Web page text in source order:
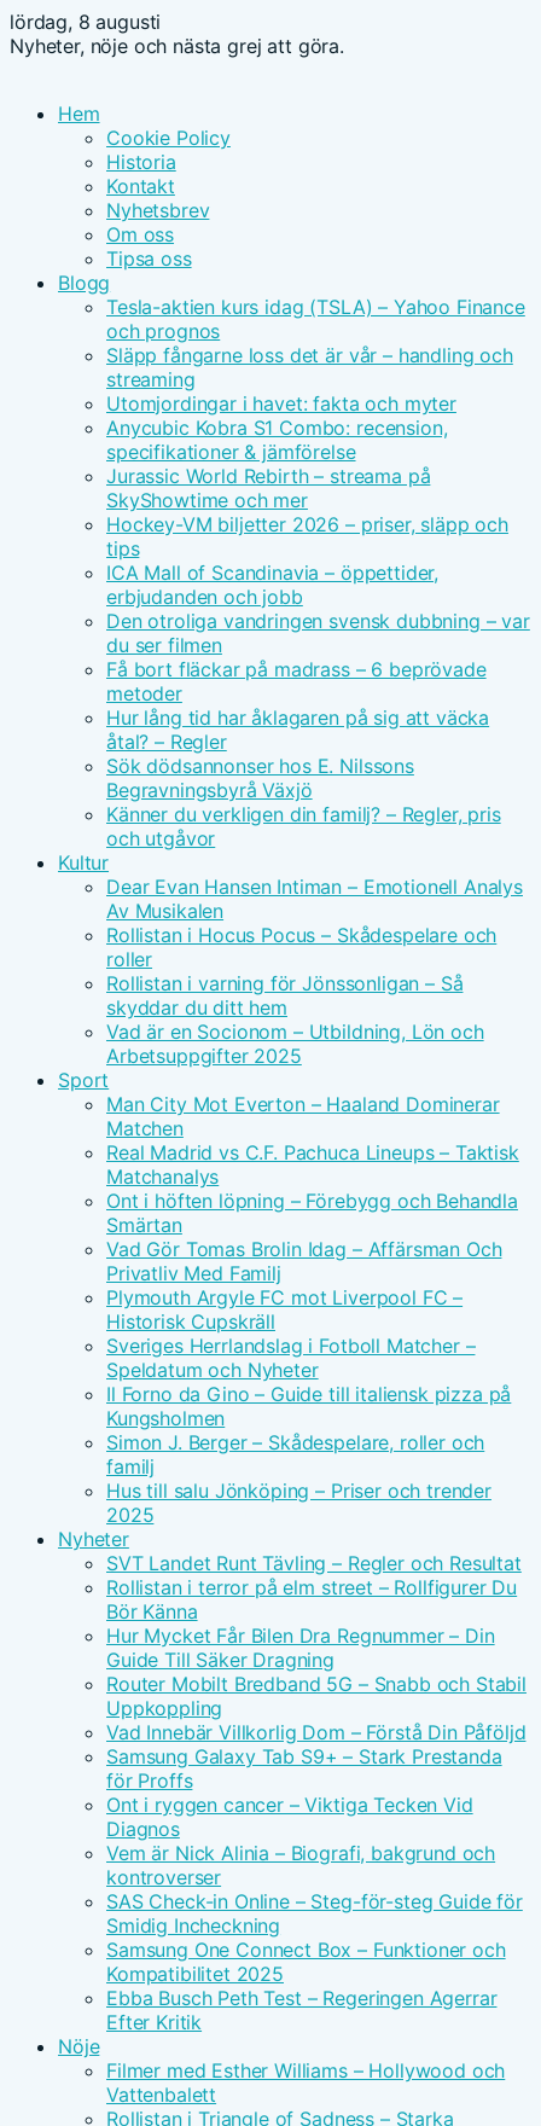
lördag, 8 augusti
Nyheter, nöje och nästa grej att göra.
Hem
Cookie Policy
Historia
Kontakt
Nyhetsbrev
Om oss
Tipsa oss
Blogg
Tesla-aktien kurs idag (TSLA) – Yahoo Finance
och prognos
Släpp fångarne loss det är vår – handling och
streaming
Utomjordingar i havet: fakta och myter
Anycubic Kobra S1 Combo: recension,
specifikationer & jämförelse
Jurassic World Rebirth – streama på
SkyShowtime och mer
Hockey-VM biljetter 2026 – priser, släpp och
tips
ICA Mall of Scandinavia – öppettider,
erbjudanden och jobb
Den otroliga vandringen svensk dubbning – var
du ser filmen
Få bort fläckar på madrass – 6 beprövade
metoder
Hur lång tid har åklagaren på sig att väcka
åtal? – Regler
Sök dödsannonser hos E. Nilssons
Begravningsbyrå Växjö
Känner du verkligen din familj? – Regler, pris
och utgåvor
Kultur
Dear Evan Hansen Intiman – Emotionell Analys
Av Musikalen
Rollistan i Hocus Pocus – Skådespelare och
roller
Rollistan i varning för Jönssonligan – Så
skyddar du ditt hem
Vad är en Socionom – Utbildning, Lön och
Arbetsuppgifter 2025
Sport
Man City Mot Everton – Haaland Dominerar
Matchen
Real Madrid vs C.F. Pachuca Lineups – Taktisk
Matchanalys
Ont i höften löpning – Förebygg och Behandla
Smärtan
Vad Gör Tomas Brolin Idag – Affärsman Och
Privatliv Med Familj
Plymouth Argyle FC mot Liverpool FC –
Historisk Cupskräll
Sveriges Herrlandslag i Fotboll Matcher –
Speldatum och Nyheter
Il Forno da Gino – Guide till italiensk pizza på
Kungsholmen
Simon J. Berger – Skådespelare, roller och
familj
Hus till salu Jönköping – Priser och trender
2025
Nyheter
SVT Landet Runt Tävling – Regler och Resultat
Rollistan i terror på elm street – Rollfigurer Du
Bör Känna
Hur Mycket Får Bilen Dra Regnummer – Din
Guide Till Säker Dragning
Router Mobilt Bredband 5G – Snabb och Stabil
Uppkoppling
Vad Innebär Villkorlig Dom – Förstå Din Påföljd
Samsung Galaxy Tab S9+ – Stark Prestanda
för Proffs
Ont i ryggen cancer – Viktiga Tecken Vid
Diagnos
Vem är Nick Alinia – Biografi, bakgrund och
kontroverser
SAS Check-in Online – Steg-för-steg Guide för
Smidig Incheckning
Samsung One Connect Box – Funktioner och
Kompatibilitet 2025
Ebba Busch Peth Test – Regeringen Agerrar
Efter Kritik
Nöje
Filmer med Esther Williams – Hollywood och
Vattenbalett
Rollistan i Triangle of Sadness – Starka